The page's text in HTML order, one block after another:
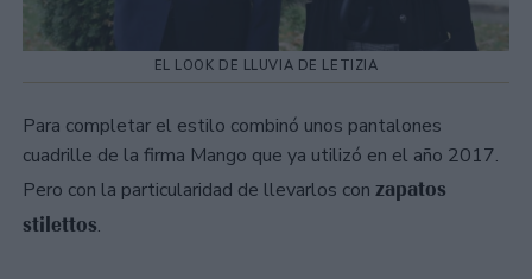
EL LOOK DE LLUVIA DE LETIZIA
Para completar el estilo combinó unos pantalones
cuadrille de la firma Mango que ya utilizó en el año 2017.
Pero con la particularidad de llevarlos con zapatos
stilettos.